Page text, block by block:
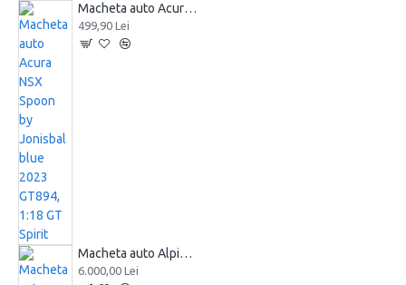
Macheta auto Acura NSX Spoon by Jonisbal blue 2023 GT894, 1:18 GT Spirit
499,90 Lei
Macheta auto Alpine A110 1800 Groupe 4, Blue, 1973, GTS800701, 1:8, GT Spirit
6.000,00 Lei